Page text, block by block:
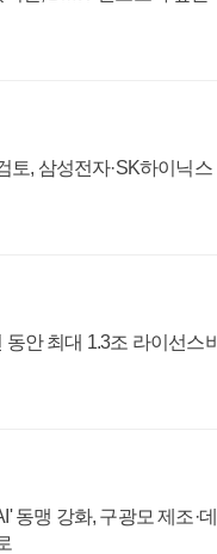
토, 삼성전자·SK하이닉스
안 최대 1.3조 라이선스비
동맹 강화, 구광모 제조·데